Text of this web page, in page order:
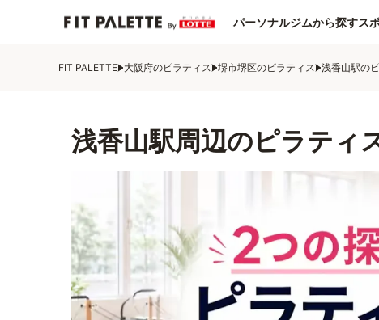
パーソナルジムから探すス
FIT PALETTE 大阪府のピラティス 堺市堺区のピラティス 浅香山駅の
浅香山駅周辺のピラティ